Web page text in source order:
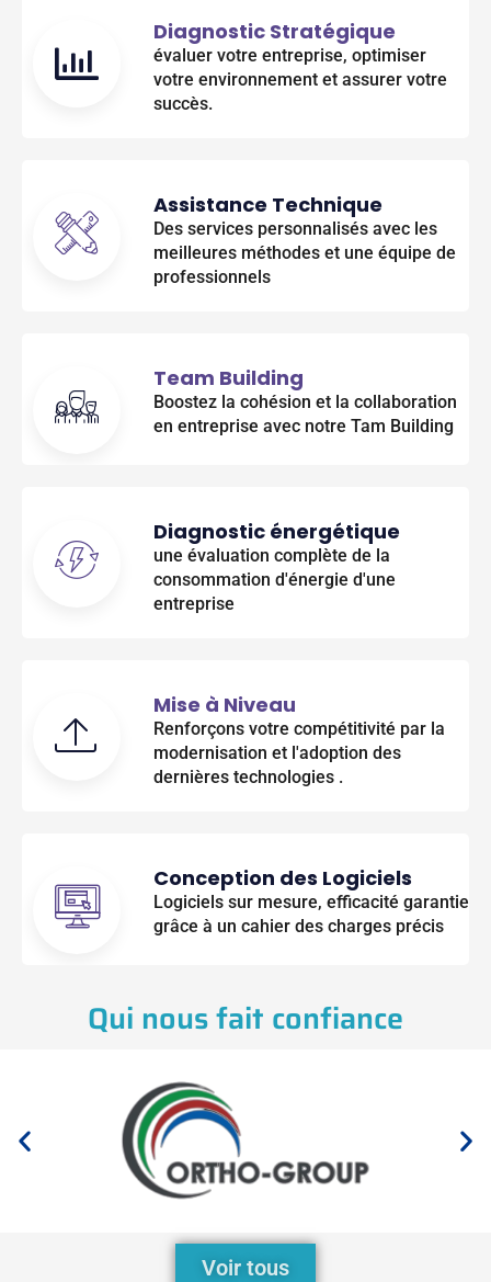
Diagnostic Stratégique
évaluer votre entreprise, optimiser
votre environnement et assurer votre
succès.
Assistance Technique
Des services personnalisés avec les
meilleures méthodes et une équipe de
professionnels
Team Building
Boostez la cohésion et la collaboration
en entreprise avec notre Tam Building
Diagnostic énergétique
une évaluation complète de la
consommation d'énergie d'une
entreprise
Mise à Niveau
Renforçons votre compétitivité par la
modernisation et l'adoption des
dernières technologies .
Conception des Logiciels
Logiciels sur mesure, efficacité garantie
grâce à un cahier des charges précis
Qui nous fait confiance
Voir tous